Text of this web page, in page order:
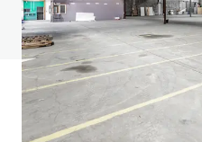
Voir la page FAQ